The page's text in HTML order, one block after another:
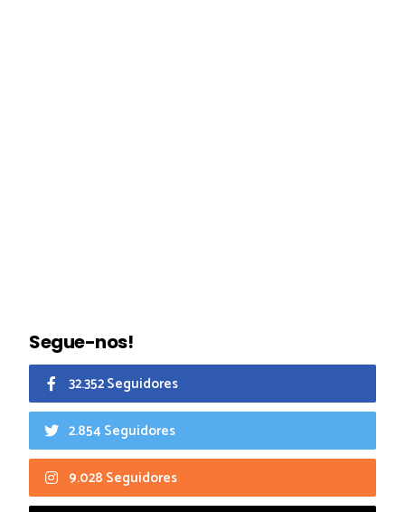
Segue-nos!
32.352 Seguidores
2.854 Seguidores
9.028 Seguidores